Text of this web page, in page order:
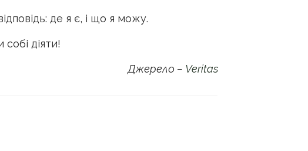
де я є, і що я можу.
діяти!
Джерело – Veritas